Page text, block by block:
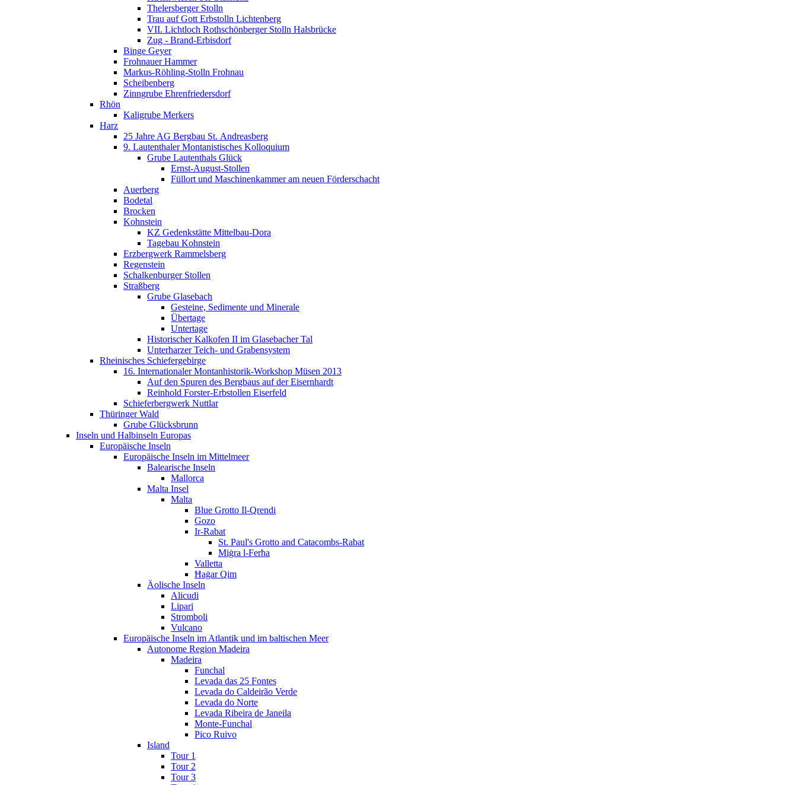
Thelersberger Stolln
Trau auf Gott Erbstolln Lichtenberg
VII. Lichtloch Rothschönberger Stolln Halsbrücke
Zug - Brand-Erbisdorf
Binge Geyer
Frohnauer Hammer
Markus-Röhling-Stolln Frohnau
Scheibenberg
Zinngrube Ehrenfriedersdorf
Rhön
Kaligrube Merkers
Harz
25 Jahre AG Bergbau St. Andreasberg
9. Lautenthaler Montanistisches Kolloquium
Grube Lautenthals Glück
Ernst-August-Stollen
Füllort und Maschinenkammer am neuen Förderschacht
Auerberg
Bodetal
Brocken
Kohnstein
KZ Gedenkstätte Mittelbau-Dora
Tagebau Kohnstein
Erzbergwerk Rammelsberg
Regenstein
Schalkenburger Stollen
Straßberg
Grube Glasebach
Gesteine, Sedimente und Minerale
Übertage
Untertage
Historischer Kalkofen II im Glasebacher Tal
Unterharzer Teich- und Grabensystem
Rheinisches Schiefergebirge
16. Internationaler Montanhistorik-Workshop Müsen 2013
Auf den Spuren des Bergbaus auf der Eisernhardt
Reinhold Forster-Erbstollen Eiserfeld
Schieferbergwerk Nuttlar
Thüringer Wald
Grube Glücksbrunn
Inseln und Halbinseln Europas
Europäische Inseln
Europäische Inseln im Mittelmeer
Balearische Inseln
Mallorca
Malta Insel
Malta
Blue Grotto Il-Qrendi
Gozo
Ir-Rabat
St. Paul's Grotto and Catacombs-Rabat
Miġra l-Ferħa
Valletta
Ħaġar Qim
Äolische Inseln
Alicudi
Lipari
Stromboli
Vulcano
Europäische Inseln im Atlantik und im baltischen Meer
Autonome Region Madeira
Madeira
Funchal
Levada das 25 Fontes
Levada do Caldeirão Verde
Levada do Norte
Levada Ribeira de Janeila
Monte-Funchal
Pico Ruivo
Island
Tour 1
Tour 2
Tour 3